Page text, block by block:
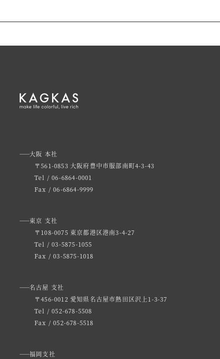
大阪 本社
〒561-0853 大阪府豊中市服部南町4-3-43
Tel / 06-6864-0001
Fax / 06-6864-9999
東京 支社
〒108-0075 東京都港区港南3-4-27
Tel / 03-5875-1055
Fax / 03-5875-1018
名古屋 支社
〒456-0012 愛知県名古屋市熱田区沢上1-3-37
Tel / 052-678-5508
Fax / 052-678-5518
福岡支社